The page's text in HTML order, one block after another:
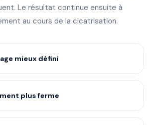
Le résultat continue ensuite à
au cours de la cicatrisation.
mieux défini
plus ferme